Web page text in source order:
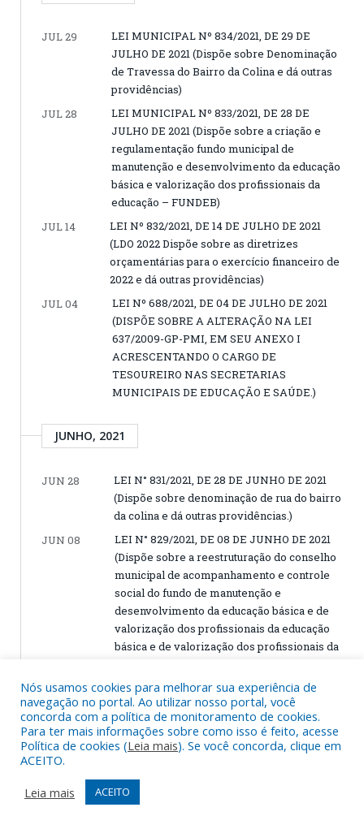
JUL 29
LEI MUNICIPAL Nº 834/2021, DE 29 DE
JULHO DE 2021 (Dispõe sobre Denominação
de Travessa do Bairro da Colina e dá outras
providências)
JUL 28
LEI MUNICIPAL Nº 833/2021, DE 28 DE
JULHO DE 2021 (Dispõe sobre a criação e
regulamentação fundo municipal de
manutenção e desenvolvimento da educação
básica e valorização dos profissionais da
educação – FUNDEB)
JUL 14
LEI Nº 832/2021, DE 14 DE JULHO DE 2021
(LDO 2022 Dispõe sobre as diretrizes
orçamentárias para o exercício financeiro de
2022 e dá outras providências)
JUL 04
LEI Nº 688/2021, DE 04 DE JULHO DE 2021
(DISPÕE SOBRE A ALTERAÇÃO NA LEI
637/2009-GP-PMI, EM SEU ANEXO I
ACRESCENTANDO O CARGO DE
TESOUREIRO NAS SECRETARIAS
MUNICIPAIS DE EDUCAÇÃO E SAÚDE.)
JUNHO, 2021
JUN 28
LEI N° 831/2021, DE 28 DE JUNHO DE 2021
(Dispõe sobre denominação de rua do bairro
da colina e dá outras providências.)
JUN 08
LEI N° 829/2021, DE 08 DE JUNHO DE 2021
(Dispõe sobre a reestruturação do conselho
municipal de acompanhamento e controle
social do fundo de manutenção e
desenvolvimento da educação básica e de
valorização dos profissionais da educação
básica e de valorização dos profissionais da
providências)
ABRIL, 2021
DE ABRIL DE 2021
Nós usamos cookies para melhorar sua experiência de
navegação no portal. Ao utilizar nosso portal, você
concorda com a política de monitoramento de cookies.
Para ter mais informações sobre como isso é feito, acesse
Política de cookies (Leia mais). Se você concorda, clique em
ACEITO.
Leia mais
ACEITO